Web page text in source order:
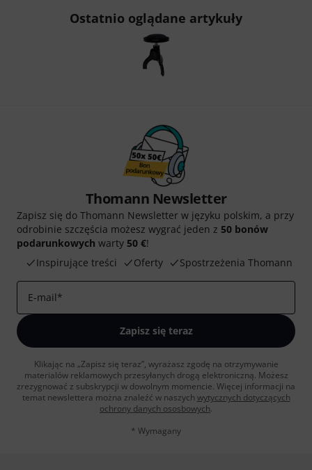
Ostatnio oglądane artykuły
Thomann Newsletter
Zapisz się do Thomann Newsletter w języku polskim, a przy
odrobinie szczęścia możesz wygrać jeden z 50 bonów
podarunkowych warty 50 €!
Inspirujące treści
Oferty Spostrzeżenia Thomann
E-mail*
Zapisz się teraz
Klikając na „Zapisz się teraz”, wyrażasz zgodę na otrzymywanie
materialów reklamowych przesyłanych drogą elektroniczną. Możesz
zrezygnować z subskrypcji w dowolnym momencie. Więcej informacji na
temat newslettera można znaleźć w naszych wytycznych dotyczących
ochrony danych ososbowych.
* Wymagany